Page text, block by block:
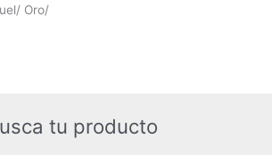
Oro/
tu producto